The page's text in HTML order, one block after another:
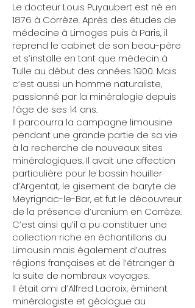
Le docteur Louis Puyaubert est né en
1876 à Corrèze. Après des études de
médecine à Limoges puis à Paris, il
reprend le cabinet de son beau-père
et s’installe en tant que médecin à
Tulle au début des années 1900. Mais
c’est aussi un homme naturaliste,
passionné par la minéralogie depuis
l’âge de ses 14 ans.
Il parcourra la campagne limousine
pendant une grande partie de sa vie
à la recherche de nouveaux sites
minéralogiques. Il avait une affection
particulière pour le bassin houiller
d’Argentat, le gisement de baryte de
Meyrignac-le-Bar, et fut le découvreur
de la présence d’uranium en Corrèze.
C’est ainsi qu’il a pu constituer une
collection riche en échantillons du
Limousin mais également d’autres
régions françaises et de l’étranger à
la suite de nombreux voyages.
Il était ami d’Alfred Lacroix, éminent
minéralogiste et géologue au